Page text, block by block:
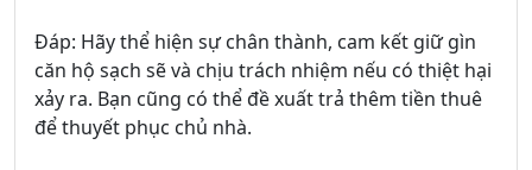
Đáp: Hãy thể hiện sự chân thành, cam kết giữ gìn
căn hộ sạch sẽ và chịu trách nhiệm nếu có thiệt hại
xảy ra. Bạn cũng có thể đề xuất trả thêm tiền thuê
để thuyết phục chủ nhà.